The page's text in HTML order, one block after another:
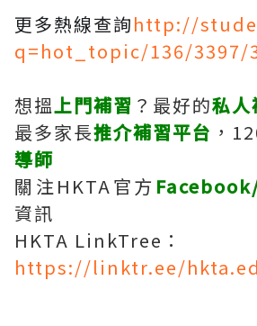
更多熱線查詢http://
q=hot_topic/136/3397/
想搵上門補習 ？最好的私人
最多家長推介補習平台 ，
導師
關注HKTA官方 Facebook
資訊
HKTA LinkTree：
https://linktr.ee/